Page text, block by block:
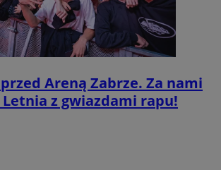
Areną Zabrze. Za nami
Letnia z gwiazdami rapu!